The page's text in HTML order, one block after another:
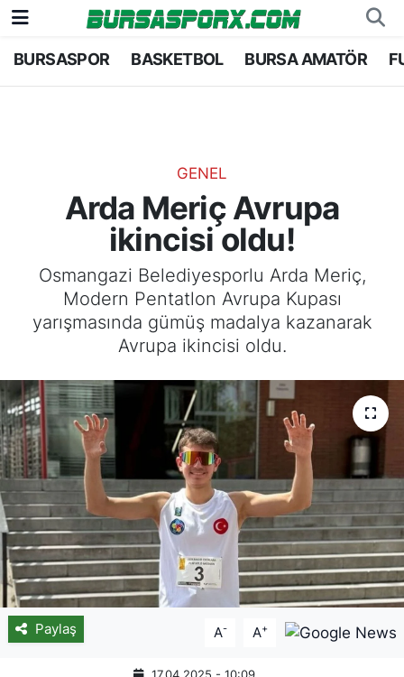
BURSASPOR BASKETBOL BURSA AMATÖR
GENEL
Arda Meriç Avrupa
ikincisi oldu!
Osmangazi Belediyesporlu Arda Meriç,
Modern Pentatlon Avrupa Kupası
yarışmasında gümüş madalya kazanarak
Avrupa ikincisi oldu.
Paylaş A- A+
17.04.2025 - 10:09
Bursaspor
Bursa Amatör
Hentbol
Voleybol
Bursa Nöbetçi Eczaneler
Bursa Trafik Yoğunluk Haritası
TFF 1.Lig Puan Durumu ve Fikstür
Tüm Manşetler
Son Dakika Haberleri
Haber Arşivi